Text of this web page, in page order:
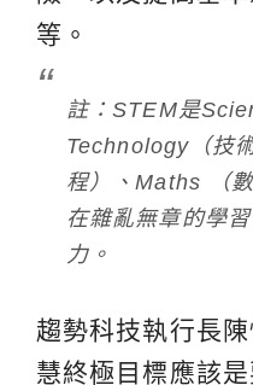
等。
註：STEM是
Technology（技
程）、Maths （
在雜亂無章的學
力。
趨勢科技執行長
慧終極目標應該